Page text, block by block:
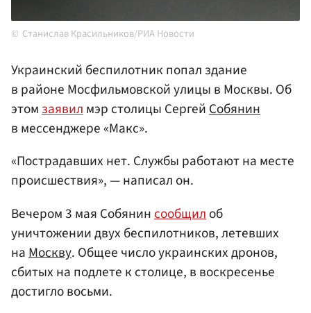
Станислав Красильников/РИА Новости
Украинский беспилотник попал здание
в районе Мосфильмовской улицы в Москвы. Об
этомзаявилмэр столицы СергейСобянин
в мессенджере «Макс».
«Пострадавших нет. Службы работают на месте
происшествия», — написал он.
Вечером 3 мая Собянин сообщил об
уничтожении двух беспилотников, летевших
на Москву. Общее число украинских дронов,
сбитых на подлете к столице, в воскресенье
достигло восьми.